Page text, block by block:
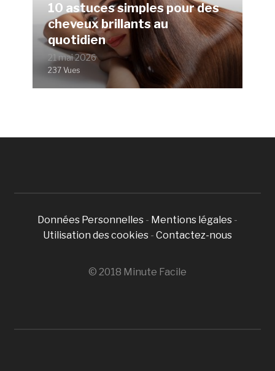
10 astuces simples pour des
cheveux brillants au
quotidien
21 mai 2026
237 Vues
Données Personnelles - Mentions légales -
Utilisation des cookies - Contactez-nous
© 2018 Minute Facile